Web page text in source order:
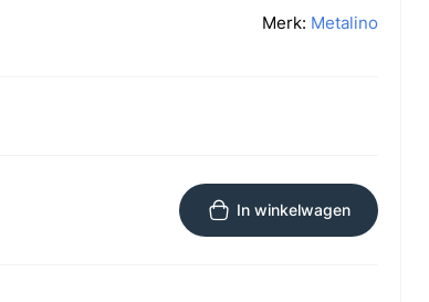
Merk: Metalino
In winkelwagen